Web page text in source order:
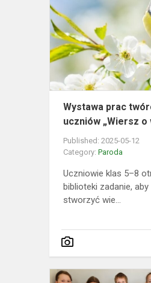
Wystawa prac
uczniów „Wiersz o
Published: 2025-05-12
Category: Paroda
Uczniowie klas 5–8
biblioteki zadanie,
stworzyć wie...